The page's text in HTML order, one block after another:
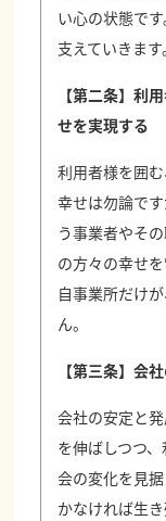
い心の状態で
支えていきます。
【第二条】利
せを実現する
利用者様を囲
幸せは勿論で
う事業者やそ
の方々の幸せ
自事業所だけ
ん。
【第三条】会
会社の安定と
を伸ばしつつ
会の変化を見
かなければ生